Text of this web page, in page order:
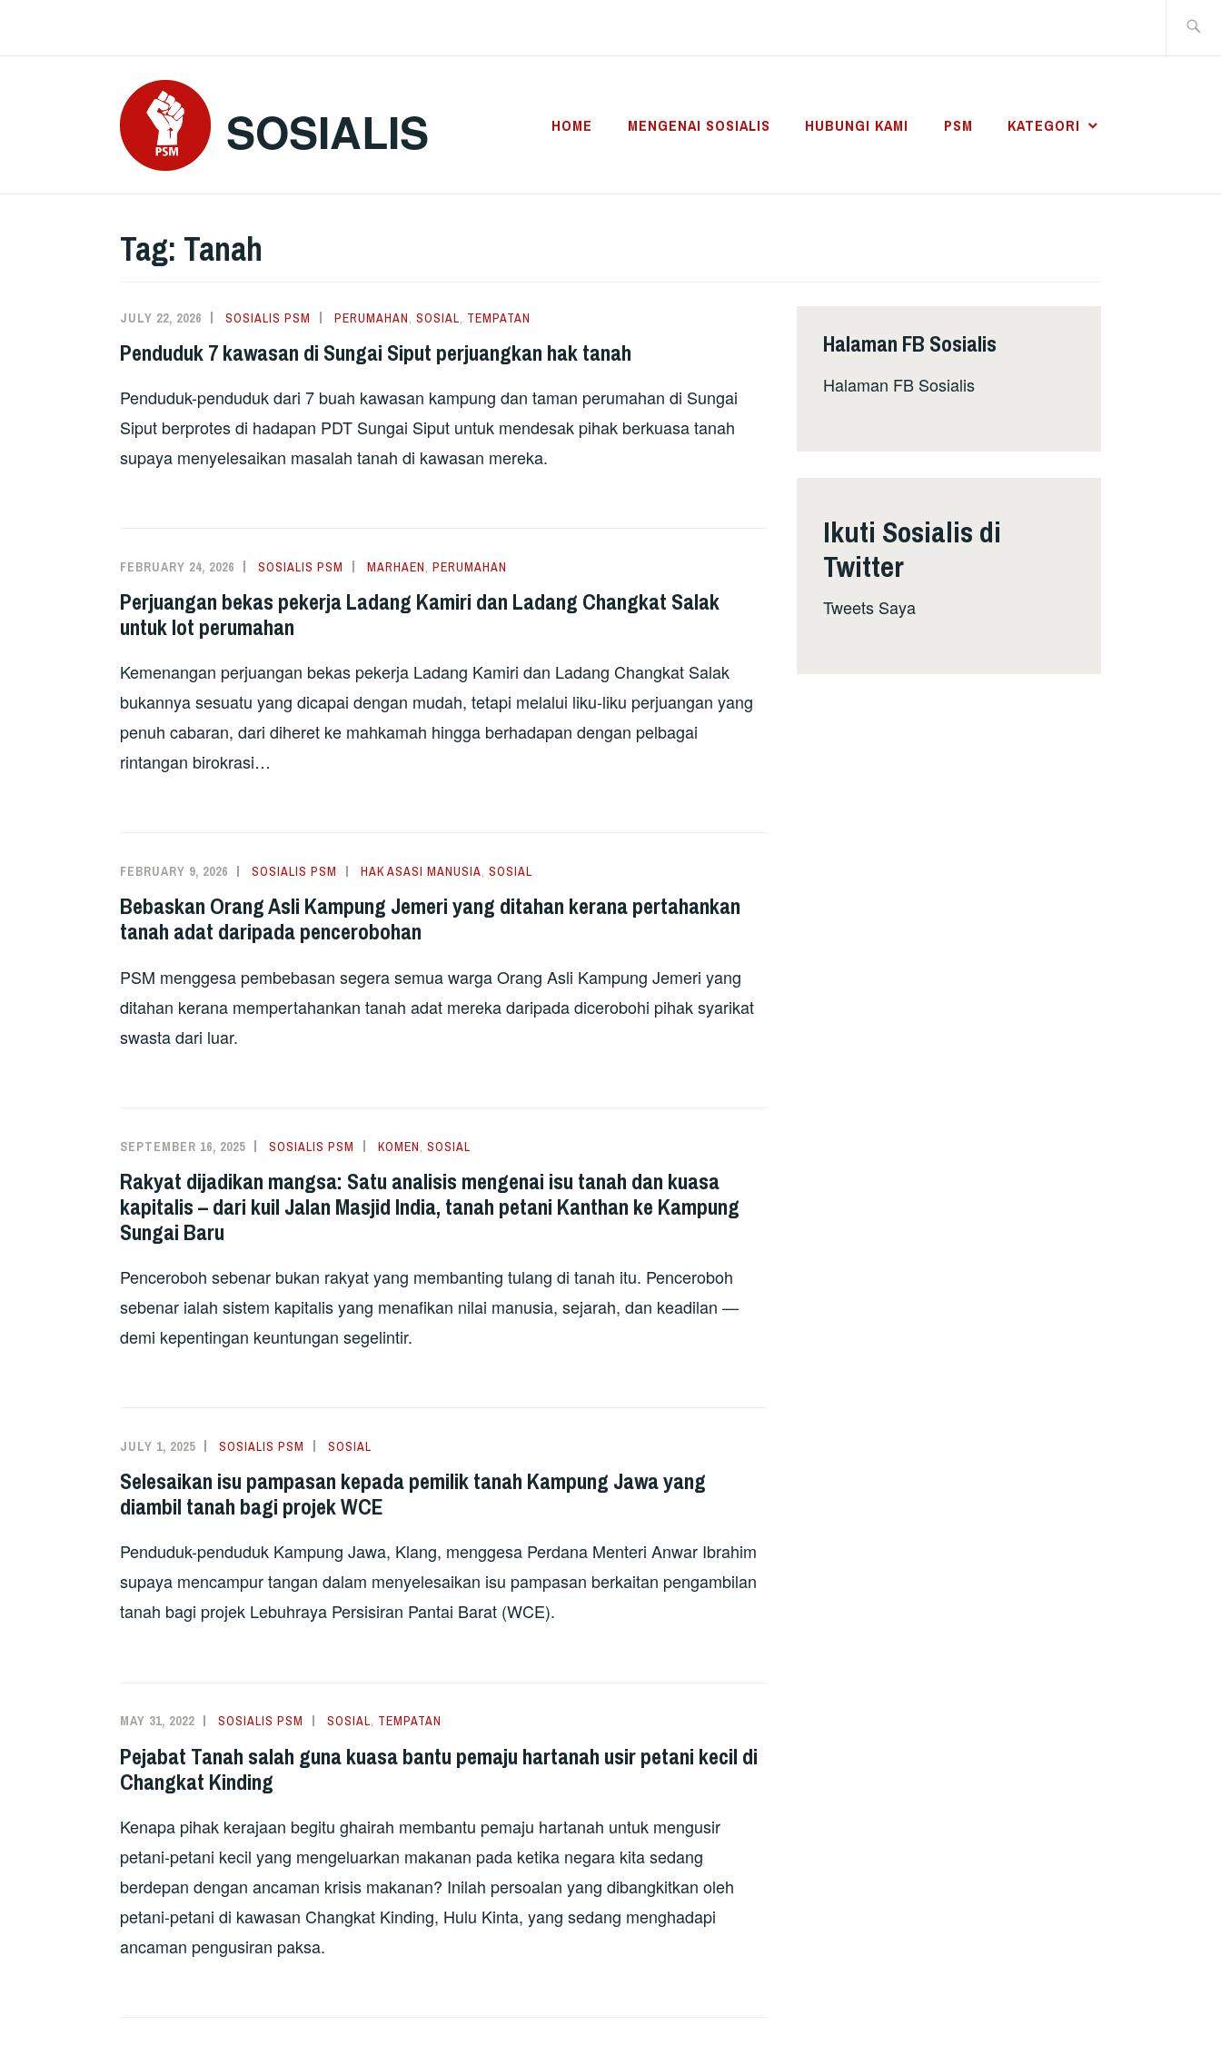
SOSIALIS HOME MENGENAI SOSIALIS HUBUNGI KAMI PSM KATEGORI
Tag: Tanah
JULY 22, 2026 SOSIALIS PSM PERUMAHAN SOSIAL TEMPATAN
Penduduk 7 kawasan di Sungai Siput perjuangkan hak tanah
Penduduk-penduduk dari 7 buah kawasan kampung dan taman perumahan di Sungai
Siput berprotes di hadapan PDT Sungai Siput untuk mendesak pihak berkuasa tanah
supaya menyelesaikan masalah tanah di kawasan mereka.
FEBRUARY 24, 2026 SOSIALIS PSM MARHAEN, PERUMAHAN
Perjuangan bekas pekerja Ladang Kamiri dan Ladang Changkat Salak
untuk lot perumahan
Kemenangan perjuangan bekas pekerja Ladang Kamiri dan Ladang Changkat Salak
bukannya sesuatu yang dicapai dengan mudah, tetapi melalui liku-liku perjuangan yang
penuh cabaran, dari diheret ke mahkamah hingga berhadapan dengan pelbagai
rintangan birokrasi…
FEBRUARY 9, 2026 SOSIALIS PSM HAK ASASI MANUSIA, SOSIAL
Bebaskan Orang Asli Kampung Jemeri yang ditahan kerana pertahankan
tanah adat daripada pencerobohan
PSM menggesa pembebasan segera semua warga Orang Asli Kampung Jemeri yang
ditahan kerana mempertahankan tanah adat mereka daripada dicerobohi pihak syarikat
swasta dari luar.
SEPTEMBER 16, 2025 SOSIALIS PSM KOMEN, SOSIAL
Rakyat dijadikan mangsa: Satu analisis mengenai isu tanah dan kuasa
kapitalis – dari kuil Jalan Masjid India, tanah petani Kanthan ke Kampung
Sungai Baru
Penceroboh sebenar bukan rakyat yang membanting tulang di tanah itu. Penceroboh
sebenar ialah sistem kapitalis yang menafikan nilai manusia, sejarah, dan keadilan —
demi kepentingan keuntungan segelintir.
JULY 1, 2025 SOSIALIS PSM SOSIAL
Selesaikan isu pampasan kepada pemilik tanah Kampung Jawa yang
diambil tanah bagi projek WCE
Penduduk-penduduk Kampung Jawa, Klang, menggesa Perdana Menteri Anwar Ibrahim
supaya mencampur tangan dalam menyelesaikan isu pampasan berkaitan pengambilan
tanah bagi projek Lebuhraya Persisiran Pantai Barat (WCE).
MAY 31, 2022 SOSIALIS PSM SOSIAL, TEMPATAN
Pejabat Tanah salah guna kuasa bantu pemaju hartanah usir petani kecil di
Changkat Kinding
Kenapa pihak kerajaan begitu ghairah membantu pemaju hartanah untuk mengusir
petani-petani kecil yang mengeluarkan makanan pada ketika negara kita sedang
berdepan dengan ancaman krisis makanan? Inilah persoalan yang dibangkitkan oleh
petani-petani di kawasan Changkat Kinding, Hulu Kinta, yang sedang menghadapi
ancaman pengusiran paksa.
Halaman FB Sosialis
Halaman FB Sosialis
Ikuti Sosialis di
Twitter
Tweets Saya